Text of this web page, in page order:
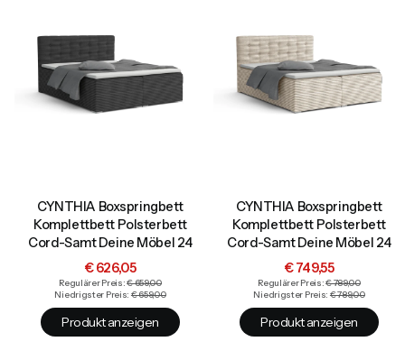
CYNTHIA Boxspringbett
Komplettbett Polsterbett
Cord-Samt Deine Möbel 24
Aktionspreis
€ 626,05
Regulärer Preis: € 659,00
Niedrigster Preis: € 659,00
Produkt anzeigen
CYNTHIA Boxspringbett
Komplettbett Polsterbett
Cord-Samt Deine Möbel 24
Aktionspreis
€ 749,55
Regulärer Preis: € 789,00
Niedrigster Preis: € 789,00
Produkt anzeigen